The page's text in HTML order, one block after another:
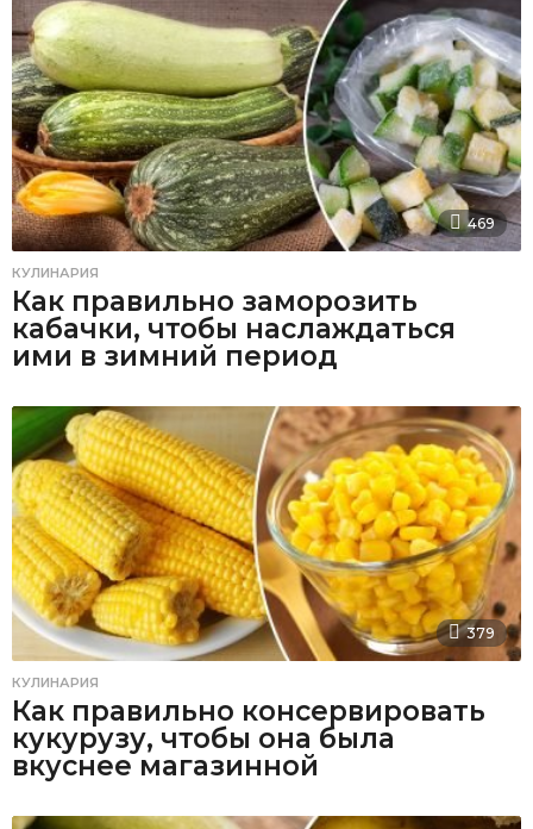
469
КУЛИНАРИЯ
Как правильно заморозить
кабачки, чтобы наслаждаться
ими в зимний период
379
КУЛИНАРИЯ
Как правильно консервировать
кукурузу, чтобы она была
вкуснее магазинной